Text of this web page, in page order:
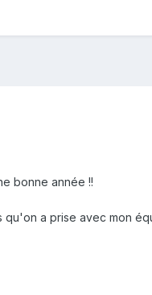
bonne année !!
a prise avec mon